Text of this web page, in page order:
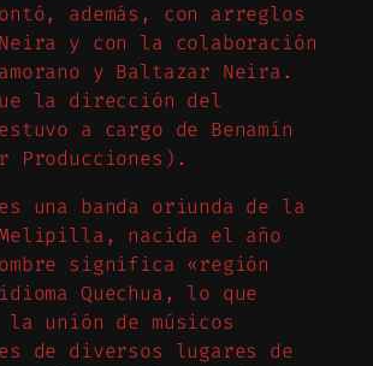
además, con arreglos
y con la colaboración
y Baltazar Neira.
la dirección del
a cargo de Benamín
Producciones).
una banda oriunda de la
Melipilla, nacida el año
significa «región
Quechua, lo que
la unión de músicos
de diversos lugares de